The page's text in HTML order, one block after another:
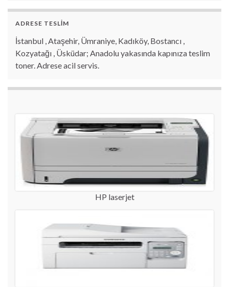
ADRESE TESLİM
İstanbul , Ataşehir, Ümraniye, Kadıköy, Bostancı ,
Kozyatağı , Üsküdar; Anadolu yakasında kapınıza teslim
toner. Adrese acil servis.
HP laserjet